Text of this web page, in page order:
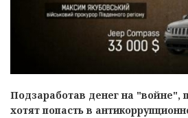
Подзаработав денег на "войне",
хотят попасть в